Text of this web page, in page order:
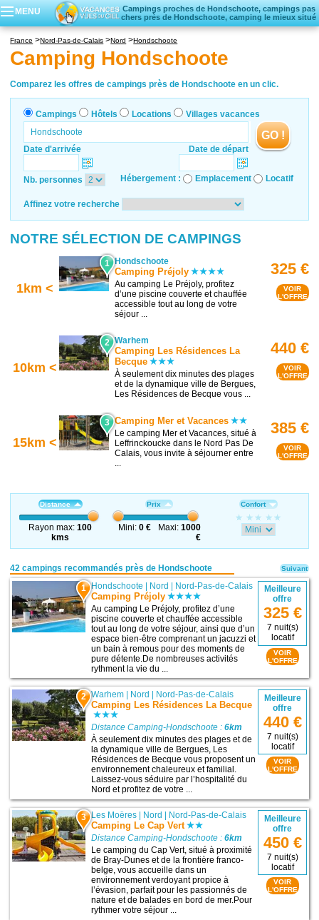
MENU
Campings proches de Hondschoote, campings pas
chers près de Hondschoote, camping le mieux situé
Hôtels
Locations vacances
Villages vacances
France Nord-Pas-de-Calais Nord Hondschoote
Camping Hondschoote
Comparez les offres de campings près de Hondschoote en un clic.
Campings Hôtels Locations Villages vacances
Date d'arrivée Date de départ
GO !
Nb. personnes Hébergement : Emplacement Locatif
Affinez votre recherche
NOTRE SÉLECTION DE CAMPINGS
1km <
1 Hondschoote
Camping Préjoly
Au camping Le Préjoly, profitez
d’une piscine couverte et chauffée
accessible tout au long de votre
séjour ...
325 €
VOIR
L'OFFRE
10km <
2 Warhem
Camping Les Résidences La
Becque
À seulement dix minutes des plages
et de la dynamique ville de Bergues,
Les Résidences de Becque vous ...
440 €
VOIR
L'OFFRE
15km <
3 Camping Mer et Vacances
Le camping Mer et Vacances, situé à
Leffrinckoucke dans le Nord Pas De
Calais, vous invite à séjourner entre
...
385 €
VOIR
L'OFFRE
Distance
Rayon max:100
kms
Prix
Mini: 0 € Maxi:1000
€
Confort
42 campings recommandés près de Hondschoote
1 Hondschoote | Nord | Nord-Pas-de-Calais
Camping Préjoly
Au camping Le Préjoly, profitez d’une
piscine couverte et chauffée accessible
tout au long de votre séjour, ainsi que d’un
espace bien-être comprenant un jacuzzi et
un bain à remous pour des moments de
pure détente.De nombreuses activités
rythment la vie du ...
Meilleure
offre
325 €
7 nuit(s)
locatif
VOIR
L'OFFRE
2 Warhem Nord Nord-Pas-de-Calais
Camping Les Résidences La Becque
Distance Camping-Hondschoote :6km
À seulement dix minutes des plages et de
la dynamique ville de Bergues, Les
Résidences de Becque vous proposent un
environnement chaleureux et familial.
Laissez-vous séduire par l’hospitalité du
Nord et profitez de votre ...
Meilleure
offre
440 €
7 nuit(s)
locatif
VOIR
L'OFFRE
3 Les Moëres Nord Nord-Pas-de-Calais
Camping Le Cap Vert
Distance Camping-Hondschoote :6km
Le camping du Cap Vert, situé à proximité
de Bray-Dunes et de la frontière franco-
belge, vous accueille dans un
environnement verdoyant propice à
l’évasion, parfait pour les passionnés de
nature et de balades en bord de mer.Pour
rythmer votre séjour ...
Meilleure
offre
450 €
7 nuit(s)
locatif
VOIR
L'OFFRE
Suivant